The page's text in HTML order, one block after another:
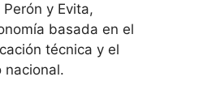
y Evita,
basada en el
técnica y el
nacional.